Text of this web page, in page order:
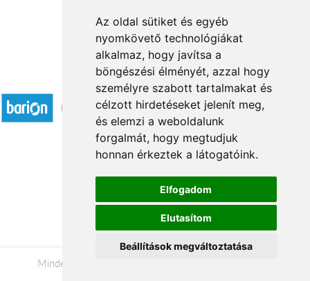
Az oldal sütiket és egyéb
nyomkövető technológiákat
alkalmaz, hogy javítsa a
böngészési élményét, azzal hogy
személyre szabott tartalmakat és
célzott hirdetéseket jelenít meg,
és elemzi a weboldalunk
forgalmát, hogy megtudjuk
honnan érkeztek a látogatóink.
Elfogadom
Elutasítom
Beállítások megváltoztatása
Elfogadott fizetési módok
Á.SZ.F.
Impresszum
Adatkezelési tájékoztató
Minden jog fenntartva © 2026 |